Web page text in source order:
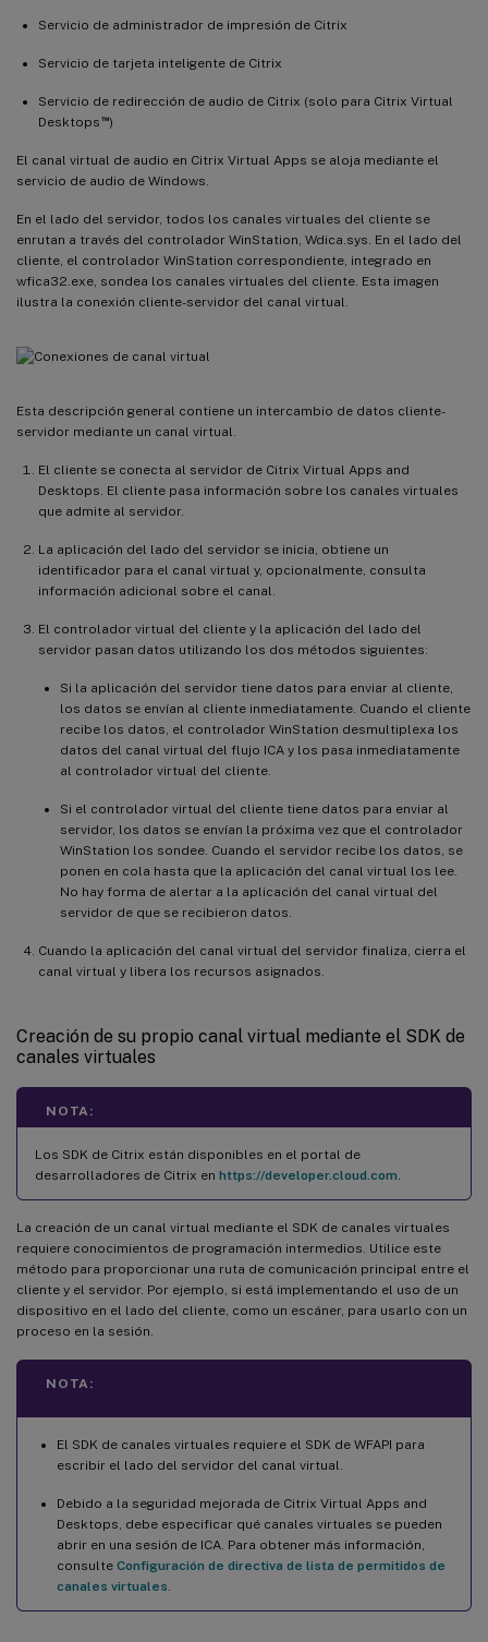
Servicio de administrador de impresión de Citrix
Servicio de tarjeta inteligente de Citrix
Servicio de redirección de audio de Citrix (solo para Citrix Virtual
Desktops ™)
El canal virtual de audio en Citrix Virtual Apps se aloja mediante el
servicio de audio de Windows.
En el lado del servidor, todos los canales virtuales del cliente se
enrutan a través del controlador WinStation, Wdica.sys. En el lado del
cliente, el controlador WinStation correspondiente, integrado en
wfica32.exe, sondea los canales virtuales del cliente. Esta imagen
ilustra la conexión cliente-servidor del canal virtual.
Esta descripción general contiene un intercambio de datos cliente-
servidor mediante un canal virtual.
El cliente se conecta al servidor de Citrix Virtual Apps and
Desktops. El cliente pasa información sobre los canales virtuales
que admite al servidor.
La aplicación del lado del servidor se inicia, obtiene un
identificador para el canal virtual y, opcionalmente, consulta
información adicional sobre el canal.
El controlador virtual del cliente y la aplicación del lado del
servidor pasan datos utilizando los dos métodos siguientes:
Si la aplicación del servidor tiene datos para enviar al cliente,
los datos se envían al cliente inmediatamente. Cuando el cliente
recibe los datos, el controlador WinStation desmultiplexa los
datos del canal virtual del flujo ICA y los pasa inmediatamente
al controlador virtual del cliente.
Si el controlador virtual del cliente tiene datos para enviar al
servidor, los datos se envían la próxima vez que el controlador
WinStation los sondee. Cuando el servidor recibe los datos, se
ponen en cola hasta que la aplicación del canal virtual los lee.
No hay forma de alertar a la aplicación del canal virtual del
servidor de que se recibieron datos.
Cuando la aplicación del canal virtual del servidor finaliza, cierra el
canal virtual y libera los recursos asignados.
Creación de su propio canal virtual mediante el SDK de
canales virtuales
NOTA:
Los SDK de Citrix están disponibles en el portal de
desarrolladores de Citrix en https://developer.cloud.com
La creación de un canal virtual mediante el SDK de canales virtuales
requiere conocimientos de programación intermedios. Utilice este
método para proporcionar una ruta de comunicación principal entre el
cliente y el servidor. Por ejemplo, si está implementando el uso de un
dispositivo en el lado del cliente, como un escáner, para usarlo con un
proceso en la sesión.
NOTA:
El SDK de canales virtuales requiere el SDK de WFAPI para
escribir el lado del servidor del canal virtual.
Debido a la seguridad mejorada de Citrix Virtual Apps and
Desktops, debe especificar qué canales virtuales se pueden
abrir en una sesión de ICA. Para obtener más información,
consulte Configuración de directiva de lista de permitidos de
canales virtuales